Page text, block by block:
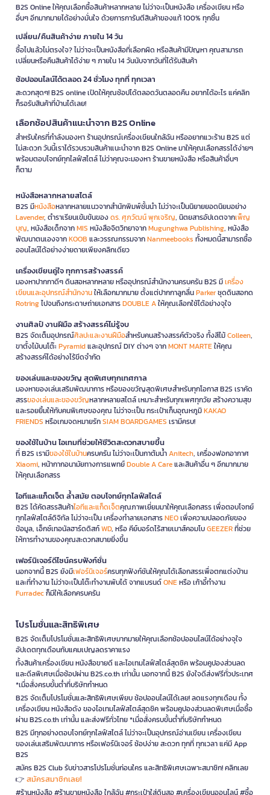
B2S Online ให้คุณเลือกซื้อสินค้าหลากหลาย ไม่ว่าจะเป็นหนังสือ เครื่องเขียน หรือ
อื่นๆ อีกมากมายได้อย่างมั่นใจ ด้วยการการันตีสินค้าของแท้ 100% ทุกชิ้น
เปลี่ยน/คืนสินค้าง่าย ภายใน 14 วัน
ซื้อไปแล้วไม่ตรงใจ? ไม่ว่าจะเป็นหนังสือที่เลือกผิด หรือสินค้ามีปัญหา คุณสามารถ
เปลี่ยนหรือคืนสินค้าได้ง่าย ๆ ภายใน 14 วันนับจากวันที่ได้รับสินค้า
ช้อปออนไลน์ได้ตลอด 24 ชั่วโมง ทุกที่ ทุกเวลา
สะดวกสุดๆ! B2S online เปิดให้คุณช้อปได้ตลอดวันตลอดคืน อยากได้อะไร แค่คลิก
ก็รอรับสินค้าที่บ้านได้เลย!
เลือกช้อปสินค้าแนะนำจาก B2S Online
สำหรับใครที่กำลังมองหา ร้านอุปกรณ์เครื่องเขียนใกล้ฉัน หรืออยากแวะร้าน B2S แต่
ไม่สะดวก วันนี้เราได้รวบรวมสินค้าแนะนำจาก B2S Online มาให้คุณเลือกสรรได้ง่ายๆ
พร้อมตอบโจทย์ทุกไลฟ์สไตล์ ไม่ว่าคุณจะมองหา ร้านขายหนังสือ หรือสินค้าอื่นๆ
ก็ตาม
หนังสือหลากหลายสไตล์
B2S มีหนังสือหลากหลายแนวจากสำนักพิมพ์ชั้นนำ ไม่ว่าจะเป็นนิยายยอดนิยมอย่าง
Lavender, ตำราเรียนเข้มข้นของดร. ศุภวัฒน์ พุกเจริญ, นิตยสารอัปเดตจากเพ็ญ
บุญ, หนังสือเด็กจากMIS หนังสือจิตวิทยาจากMugunghwa Publishing, หนังสือ
พัฒนาตนเองจากKOOB และวรรณกรรมจากNanmeebooks ทั้งหมดนี้สามารถซื้อ
ออนไลน์ได้อย่างง่ายดายเพียงคลิกเดียว
เครื่องเขียนคู่ใจ ทุกการสร้างสรรค์
มองหาปากกาดีๆ ดินสอหลากหลาย หรืออุปกรณ์สำนักงานครบครัน B2S มีเครื่อง
เขียนและอุปกรณ์สำนักงานให้เลือกมากมาย ตั้งแต่ปากกาลูกลื่นParkerชุดดินสอกด
Rotringไปจนถึงกระดาษถ่ายเอกสารDOUBLE Aให้คุณเลือกใช้ได้อย่างจุใจ
งานศิลป์ งานฝีมือ สร้างสรรค์ไม่รู้จบ
B2S จัดเต็มอุปกรณ์ศิลปะและงานฝีมือสำหรับคนสร้างสรรค์ตัวจริง ทั้งสีไม้Colleen,
ขาตั้งไม้บนโต๊ะPyramidและอุปกรณ์ DIY ต่างๆ จากMONT MARTEให้คุณ
สร้างสรรค์ได้อย่างไร้ขีดจำกัด
ของเล่นและของขวัญ สุดพิเศษทุกเทศกาล
มองหาของเล่นเสริมพัฒนาการ หรือของขวัญสุดพิเศษสำหรับทุกโอกาส B2S เราคัด
สรรของเล่นและของขวัญหลากหลายสไตล์ เหมาะสำหรับทุกเพศทุกวัย สร้างความสุข
และรอยยิ้มให้กับคนพิเศษของคุณ ไม่ว่าจะเป็น กระเป๋าเก็บอุณหภูมิKAKAO
FRIENDS หรือเกมจดหมายรักSIAM BOARDGAMES เรามีครบ!
ของใช้ในบ้าน ไอเทมที่ช่วยให้ชีวิตสะดวกสบายขึ้น
ที่ B2S เรามีของใช้ในบ้านครบครัน ไม่ว่าจะเป็นกาต้มน้ำAnitech, เครื่องฟอกอากาศ
Xiaomi, หน้ากากอนามัยทางการแพทย์Double A Careและสินค้าอื่น ๆ อีกมากมาย
ให้คุณเลือกสรร
ไอทีและแก็ดเจ็ต ล้ำสมัย ตอบโจทย์ทุกไลฟ์สไตล์
B2S ได้คัดสรรสินค้าไอทีและแก็ดเจ็ตคุณภาพเยี่ยมมาให้คุณเลือกสรร เพื่อตอบโจทย์
ทุกไลฟ์สไตล์ดิจิทัล ไม่ว่าจะเป็น เครื่องทำลายเอกสารNEOเพื่อความปลอดภัยของ
ข้อมูล, เอ็กซ์เทอนัลฮาร์ดดิสก์WD, หรือ คีย์บอร์ดไร้สายเมาส์คอมโบGEEZERที่ช่วย
ให้การทำงานของคุณสะดวกสบายยิ่งขึ้น
เฟอร์นิเจอร์ดีไซน์ครบฟังก์ชั่น
นอกจากนี้ B2S ยังมีเฟอร์นิเจอร์ครบทุกฟังก์ชันให้คุณได้เลือกสรรเพื่อตกแต่งบ้าน
และที่ทำงาน ไม่ว่าจะเป็นโต๊ะทำงานพับได้ จากแบรนด์ONEหรือ เก้าอี้ทำงาน
Furradecก็มีให้เลือกครบครัน
โปรโมชั่นและสิทธิพิเศษ
B2S จัดเต็มโปรโมชั่นและสิทธิพิเศษมากมายให้คุณเลือกช้อปออนไลน์ได้อย่างจุใจ
อัปเดตทุกเดือนกับแคมเปญลดราคาแรง
ทั้งสินค้าเครื่องเขียน หนังสือขายดี และไอเทมไลฟ์สไตล์สุดชิค พร้อมคูปองส่วนลด
และดีลพิเศษเมื่อช้อปผ่าน B2S.co.th เท่านั้น นอกจากนี้ B2S ยังใจดีส่งฟรีทั่วประเทศ
*เมื่อสั่งครบขั้นต่ำที่บริษัทกำหนด
B2S จัดเต็มโปรโมชั่นและสิทธิพิเศษเพียบ ช้อปออนไลน์ได้เลย! ลดแรงทุกเดือน ทั้ง
เครื่องเขียน หนังสือดัง ของไอเทมไลฟ์สไตล์สุดชิค พร้อมคูปองส่วนลดพิเศษเมื่อซื้อ
ผ่าน B2S.co.th เท่านั้น และส่งฟรีทั่วไทย *เมื่อสั่งครบขั้นต่ำที่บริษัทกำหนด
B2S มีทุกอย่างตอบโจทย์ทุกไลฟ์สไตล์ ไม่ว่าจะเป็นอุปกรณ์อ่านเขียน เครื่องเขียน
ของเล่นเสริมพัฒนาการ หรือเฟอร์นิเจอร์ ช้อปง่าย สะดวก ทุกที่ ทุกเวลา แค่มี App
B2S
สมัคร B2S Club รับข่าวสารโปรโมชั่นก่อนใคร และสิทธิพิเศษเฉพาะสมาชิก! คลิกเลย
👉 สมัครสมาชิกเลย!
#ร้านหนังสือ #ร้านขายหนังสือ ใกล้ฉัน #กระเป๋าใส่ดินสอ #เครื่องเขียนออนไลน์ #ซื้อ